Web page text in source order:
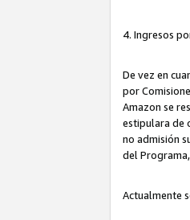
4. Ingresos
De vez en
por
Amazon se
estipulara de
no admisión
del
Actualmente